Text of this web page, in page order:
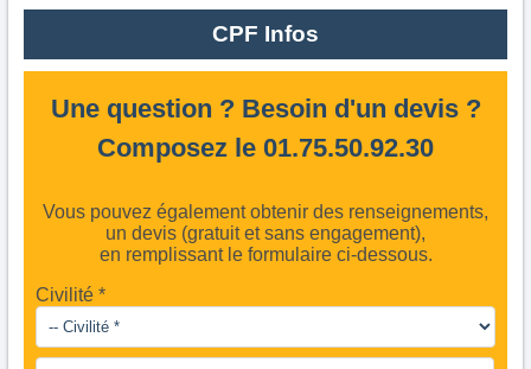
CPF Infos
Une question ? Besoin d'un devis ?
Composez le 01.75.50.92.30
Vous pouvez également obtenir des renseignements,
un devis (gratuit et sans engagement),
en remplissant le formulaire ci-dessous.
Civilité *